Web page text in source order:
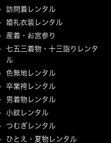
訪問着レンタル
婚礼衣装レンタル
産着・お宮参り
七五三着物・十三詣りレンタ
ル
色無地レンタル
卒業袴レンタル
男着物レンタル
小紋レンタル
つむぎレンタル
ひとえ・夏物レンタル